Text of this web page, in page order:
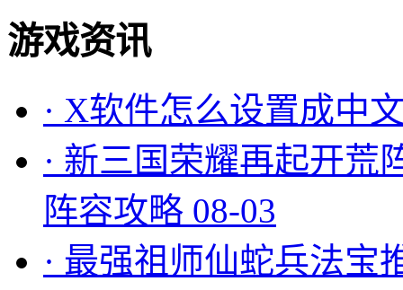
游戏资讯
· X软件怎么设置成中
· 新三国荣耀再起开荒
阵容攻略 08-03
· 最强祖师仙蛇兵法宝